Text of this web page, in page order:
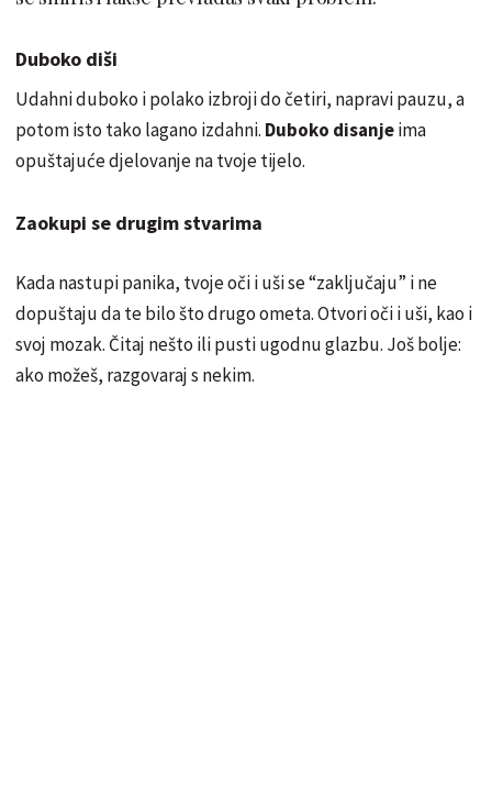
Duboko diši
Udahni duboko i polako izbroji do četiri, napravi pauzu, a
potom isto tako lagano izdahni. Duboko disanjeima
opuštajuće djelovanje na tvoje tijelo.
Zaokupi se drugim stvarima
Kada nastupi panika, tvoje oči i uši se “zaključaju” i ne
dopuštaju da te bilo što drugo ometa. Otvori oči i uši, kao i
svoj mozak. Čitaj nešto ili pusti ugodnu glazbu. Još bolje:
ako možeš, razgovaraj s nekim.